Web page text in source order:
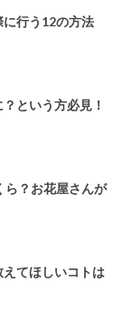
行う12の方法
という方必見！
ら？お花屋さんが
てほしいコトは